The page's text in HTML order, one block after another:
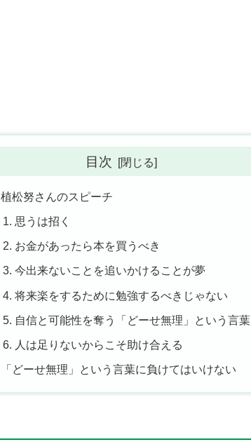
目次
植松努さんのスピーチ
思うは招く
お金があったら本を買うべき
今出来ないことを追いかけることが夢
将来楽をするために勉強するべきじゃない
自信と可能性を奪う「どーせ無理」という言葉
人は足りないからこそ助け合える
「どーせ無理」という言葉に負けてはいけない